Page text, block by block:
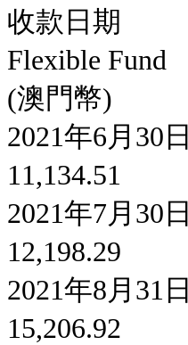
收款日期
Flexible Fund
(澳門幣)
2021年6月30日
11,134.51
2021年7月30日
12,198.29
2021年8月31日
15,206.92